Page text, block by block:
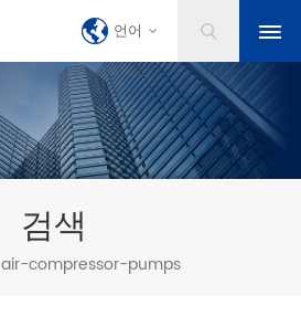
언어
검색
air-compressor-pumps